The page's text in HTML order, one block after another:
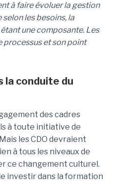
à faire évoluer la gestion
selon les besoins, la
une composante. Les
processus et son point
la conduite du
des cadres
à toute initiative de
les CDO devraient
à tous les niveaux de
ce changement culturel.
investir dans la formation